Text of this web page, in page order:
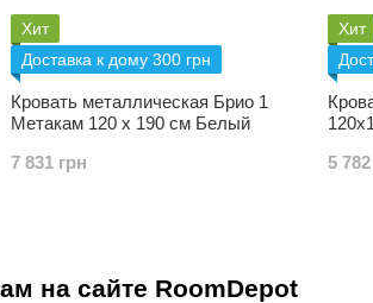
Хит
Доставка к дому 300 грн
Кровать металлическая Брио 1
Метакам 120 х 190 см Белый
7 831 грн
Хит
5
на сайте RoomDepot